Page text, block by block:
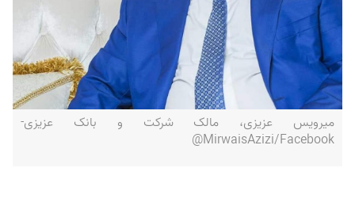
میرویس عزیزی، مالک شرکت و بانک عزیزی-
MirwaisAzizi/Facebook@